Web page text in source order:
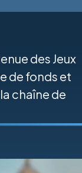
des Jeux
de fonds et
chaîne de